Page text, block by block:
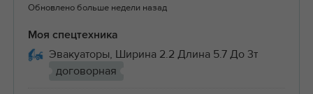
Обновлено больше недели назад
Моя спецтехника
Эвакуаторы, Ширина 2.2 Длина 5.7 До 3т
договорная